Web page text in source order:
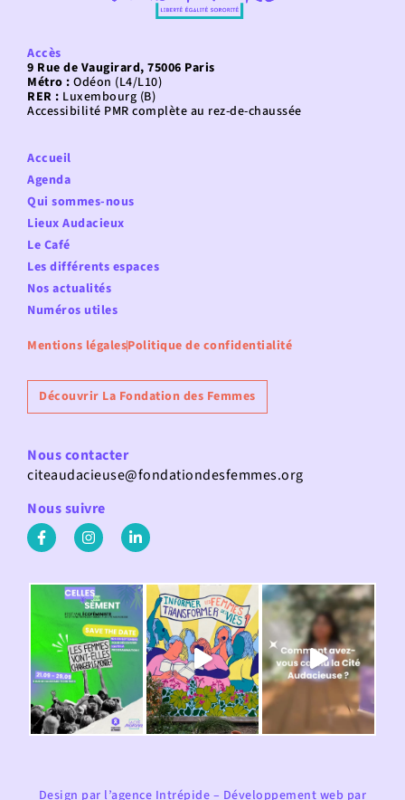
Accès
9 Rue de Vaugirard, 75006 Paris
Métro : Odéon (L4/L10)
RER : Luxembourg (B)
Accessibilité PMR complète au rez-de-chaussée
Accueil
Agenda
Qui sommes-nous
Lieux Audacieux
Le Café
Les différents espaces
Nos actualités
Numéros utiles
Mentions légalesPolitique de confidentialité
Découvrir La Fondation des Femmes
Nous contacter
citeaudacieuse@fondationdesfemmes.org
Nous suivre
Design par l’agence Intrépide – Développement web par